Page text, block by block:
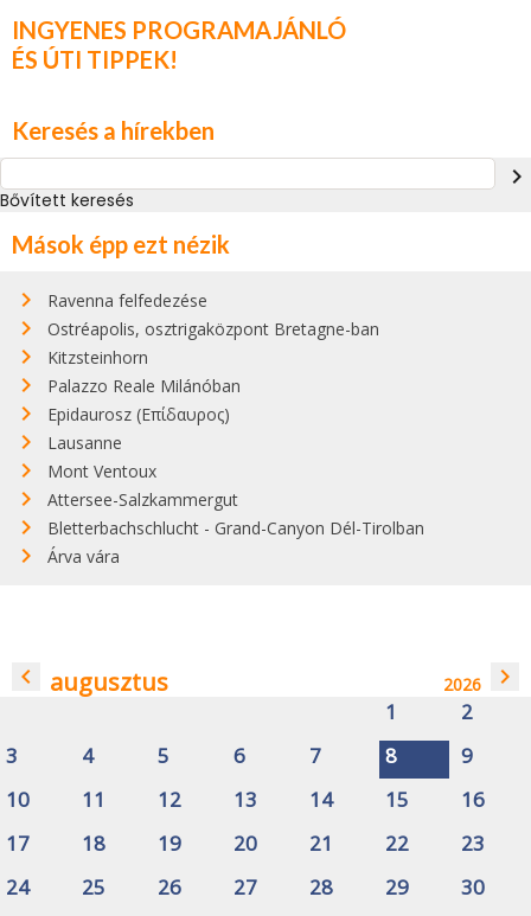
INGYENES PROGRAMAJÁNLÓ
ÉS ÚTI TIPPEK!
Keresés a hírekben
navigate_next
Bővített keresés
Mások épp ezt nézik
Ravenna felfedezése
Ostréapolis, osztrigaközpont Bretagne-ban
Kitzsteinhorn
Palazzo Reale Milánóban
Epidaurosz (Επίδαυρος)
Lausanne
Mont Ventoux
Attersee-Salzkammergut
Bletterbachschlucht - Grand-Canyon Dél-Tirolban
Árva vára
navigate_before augusztus 2026 navigate_next
1
2
3
4 5 6 7 8
9
10
11 12 13 14 15
16
17
18 19 20 21 22
23
24
25 26 27 28 29
30